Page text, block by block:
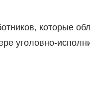
которые
уголовно-